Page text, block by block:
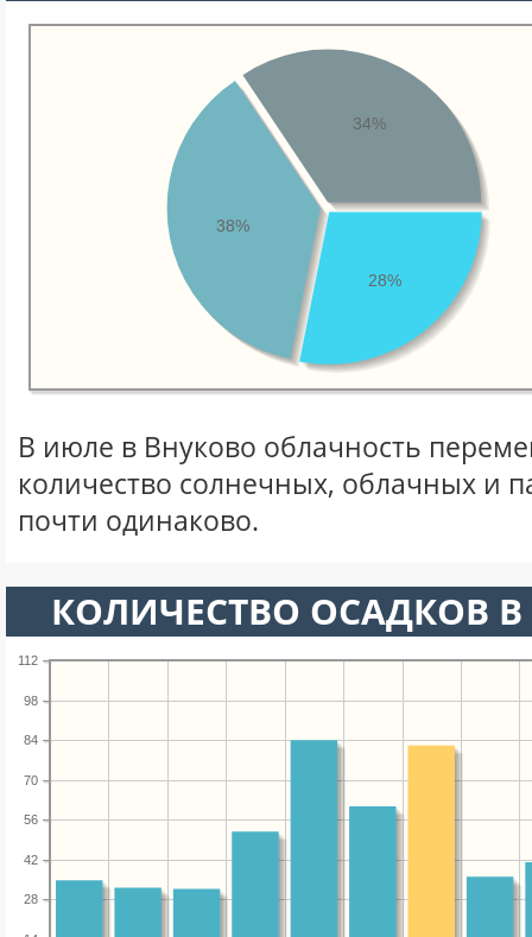
28%
38%
34%
В июле в Внуково облачность
количество солнечных, облачных и
почти одинаково.
КОЛИЧЕСТВО ОСАДКОВ
28
42
56
70
84
98
112